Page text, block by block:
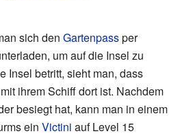
sich den Gartenpassper
um auf die Insel zu
Insel betritt, sieht man, dass
ihrem Schiff dort ist. Nachdem
besiegt hat, kann man in einem
ein Victini auf Level 15